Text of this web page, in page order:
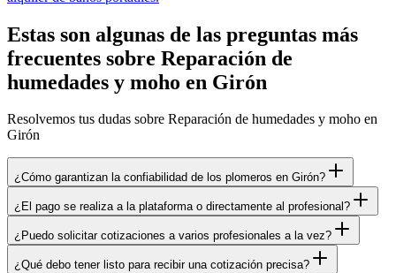
Estas son algunas de las preguntas más
frecuentes sobre Reparación de
humedades y moho en Girón
Resolvemos tus dudas sobre Reparación de humedades y moho en
Girón
¿Cómo garantizan la confiabilidad de los plomeros en Girón?
¿El pago se realiza a la plataforma o directamente al profesional?
¿Puedo solicitar cotizaciones a varios profesionales a la vez?
¿Qué debo tener listo para recibir una cotización precisa?